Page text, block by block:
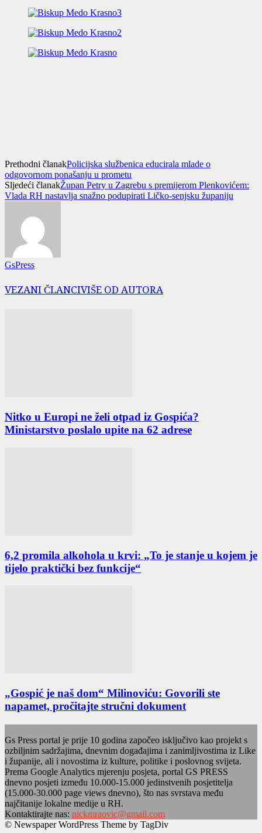
Prethodni članakPolicijska službenica educirala mlade o
odgovornom ponašanju u prometu
Sljedeći članakŽupan Petry u Zagrebu s premijerom Plenkovićem:
Vlada RH nastavlja snažno podupirati Ličko-senjsku županiju
GsPress
VEZANI ČLANCIVIŠE OD AUTORA
Nitko u Europi ne želi otpad iz Gospića?
Ministarstvo poslalo upite na 62 adrese
6,2 promila alkohola u krvi: „To je stanje u kojem je
tijelo praktički bez funkcije“
„Gospić je naš dom“ Milinoviću: Govorili ste
napamet, pročitajte stručni dokument
Gs Press portal je prije 10 godina započeo isključivo kao projekt s
ozbiljnim sadržajima, dnevnim događajima i zanimljivostima iz Like
i županije, ali i novostima iz kulture, politike i poslovnog svijeta.
Prema Google Analytics mjerenju posjeta, portal GS PRESS
dnevno posjeti između 10.000-15.000 jedinstvenih posjetitelja
(15.000-30.000 page views dnevno), što nas svrstava među
najčitanije lokalne medije u RH.
Kontaktirajte nas: nickmraovic@gmail.com
© Newspaper WordPress Theme by TagDiv